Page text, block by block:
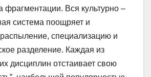
фрагментации. Вся культурно –
система поощряет и
специализацию и
разделение. Каждая из
дисциплин отстаивает свою